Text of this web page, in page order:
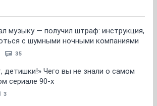
музыку — получил штраф: инструкция,
с шумными ночными компаниями
35
детишки!» Чего вы не знали о самом
сериале 90-х
3